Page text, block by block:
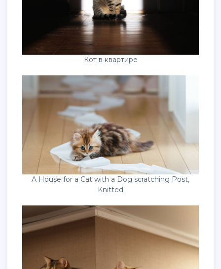
Кот в квартире
A House for a Cat with a Dog scratching Post,
Knitted